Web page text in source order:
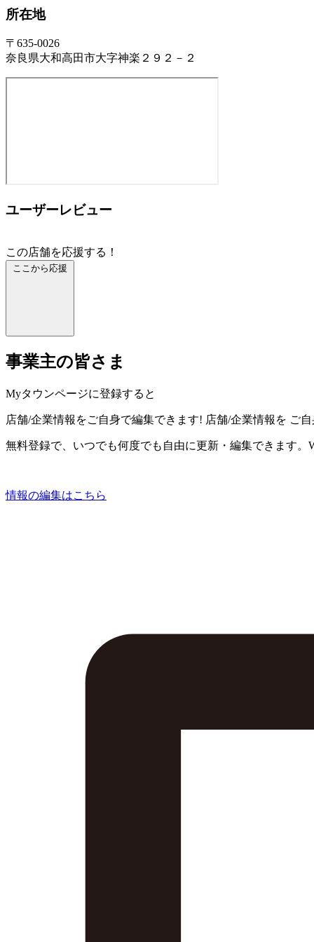
所在地
〒635-0026
奈良県大和高田市大字神楽２９２－２
ユーザーレビュー
この店舗を応援する！
ここから応援
事業主の皆さま
Myタウンページに登録すると
店舗/企業情報をご自身で編集できます! 店舗/企業情報を ご
無料登録で、いつでも何度でも自由に更新・編集できます。
情報の編集はこちら